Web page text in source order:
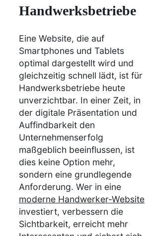
Handwerksbetriebe
Eine Website, die auf
Smartphones und Tablets
optimal dargestellt wird und
gleichzeitig schnell lädt, ist für
Handwerksbetriebe heute
unverzichtbar. In einer Zeit, in
der digitale Präsentation und
Auffindbarkeit den
Unternehmenserfolg
maßgeblich beeinflussen, ist
dies keine Option mehr,
sondern eine grundlegende
Anforderung. Wer in eine
moderne Handwerker-Website
investiert, verbessern die
Sichtbarkeit, erreicht mehr